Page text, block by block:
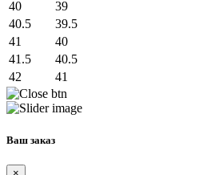
40
39
40.5
39.5
41
40
41.5
40.5
42
41
Ваш заказ